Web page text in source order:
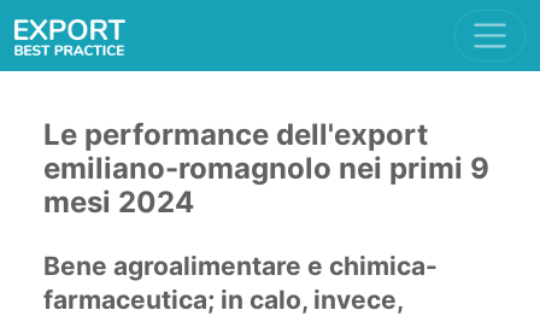
Le performance dell'export
emiliano-romagnolo nei primi 9
mesi 2024
Bene agroalimentare e chimica-
farmaceutica; in calo, invece,